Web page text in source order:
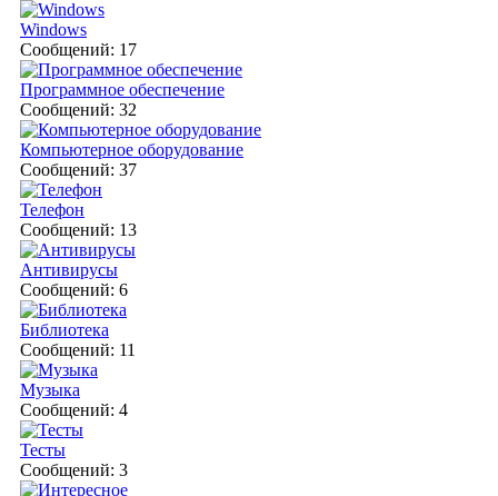
Windows
Сообщений: 17
Программное обеспечение
Сообщений: 32
Компьютерное оборудование
Сообщений: 37
Телефон
Сообщений: 13
Антивирусы
Сообщений: 6
Библиотека
Сообщений: 11
Музыка
Сообщений: 4
Тесты
Сообщений: 3